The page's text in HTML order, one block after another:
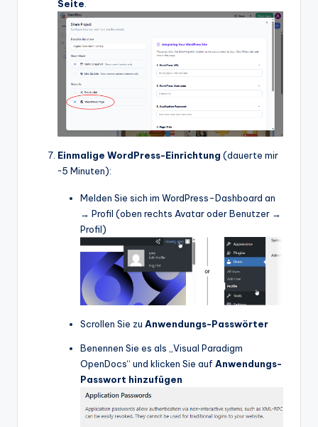
Seite.
Einmalige WordPress-Einrichtung (dauerte mir
~5 Minuten):
Melden Sie sich im WordPress-Dashboard an
→ Profil (oben rechts Avatar oder Benutzer →
Profil)
Scrollen Sie zu Anwendungs-Passwörter
Benennen Sie es als „Visual Paradigm
OpenDocs“ und klicken Sie auf Anwendungs-
Passwort hinzufügen